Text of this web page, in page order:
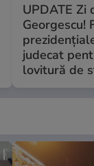
UPDATE Zi
Georgescu!
judecat
lovitură de